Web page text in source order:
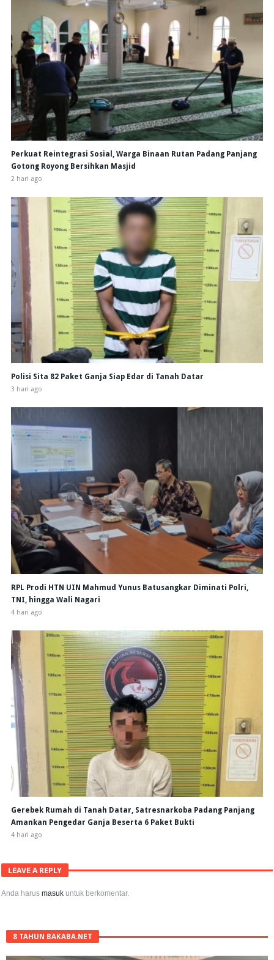
Perkuat Reintegrasi Sosial, Warga Binaan Rutan Padang Panjang
Gotong Royong Bersihkan Masjid
2 hari ago
Polisi Sita 82 Paket Ganja Siap Edar di Tanah Datar
3 hari ago
RPL Prodi HTN UIN Mahmud Yunus Batusangkar Diminati Polri,
TNI, hingga Wali Nagari
4 hari ago
Gerebek Rumah di Tanah Datar, Satresnarkoba Padang Panjang
Amankan Pengedar Ganja Beserta 6 Paket Bukti
4 hari ago
LEAVE A REPLY
Anda harusmasuk untuk berkomentar.
8 TAHUN BAKABA.NET